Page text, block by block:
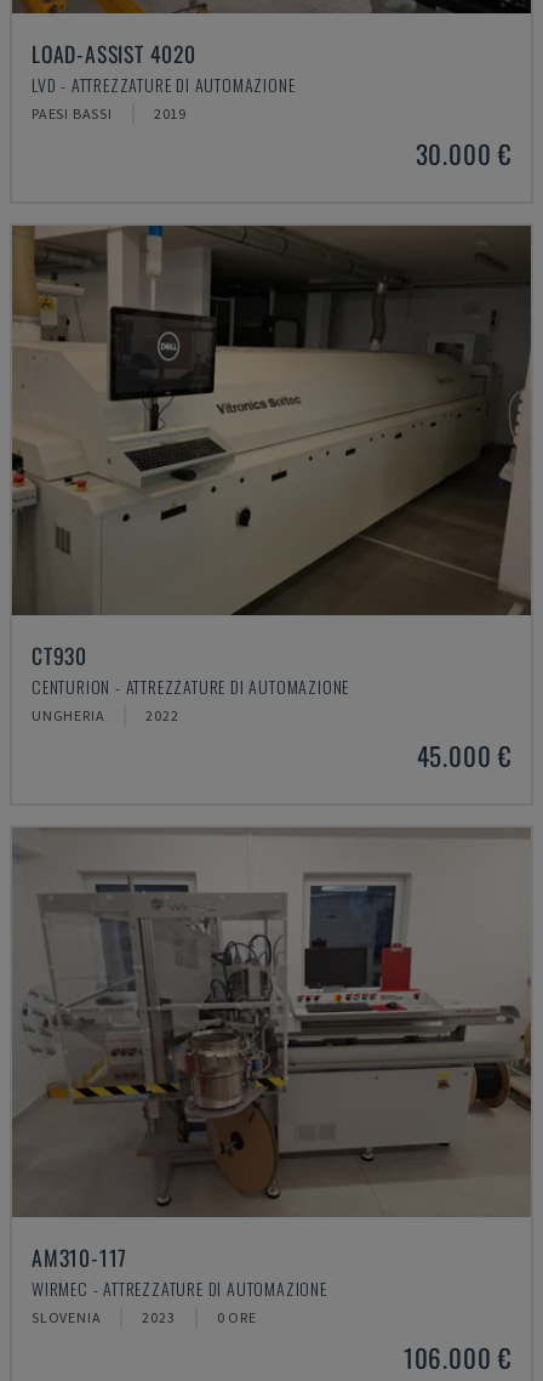
LOAD-ASSIST 4020
LVD - ATTREZZATURE DI AUTOMAZIONE
PAESI BASSI 2019
30.000 €
CT930
CENTURION - ATTREZZATURE DI AUTOMAZIONE
UNGHERIA 2022
45.000 €
AM310-117
WIRMEC - ATTREZZATURE DI AUTOMAZIONE
SLOVENIA 2023 0 ORE
106.000 €